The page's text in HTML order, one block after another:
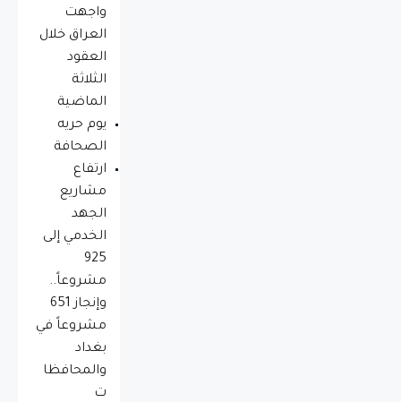
واجهت
العراق خلال
العقود
الثلاثة
الماضية
يوم حريه
الصحافة
ارتفاع
مشاريع
الجهد
الخدمي إلى
925
مشروعاً..
وإنجاز 651
مشروعاً في
بغداد
والمحافظا
ت